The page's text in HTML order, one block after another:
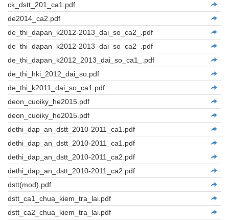
ck_dstt_201_ca1.pdf
de2014_ca2.pdf
de_thi_dapan_k2012-2013_dai_so_ca2_.pdf
de_thi_dapan_k2012-2013_dai_so_ca2_.pdf
de_thi_dapan_k2012_2013_dai_so_ca1_.pdf
de_thi_hki_2012_dai_so.pdf
de_thi_k2011_dai_so_ca1.pdf
deon_cuoiky_he2015.pdf
deon_cuoiky_he2015.pdf
dethi_dap_an_dstt_2010-2011_ca1.pdf
dethi_dap_an_dstt_2010-2011_ca1.pdf
dethi_dap_an_dstt_2010-2011_ca2.pdf
dethi_dap_an_dstt_2010-2011_ca2.pdf
dstt(mod).pdf
dstt_ca1_chua_kiem_tra_lai.pdf
dstt_ca2_chua_kiem_tra_lai.pdf